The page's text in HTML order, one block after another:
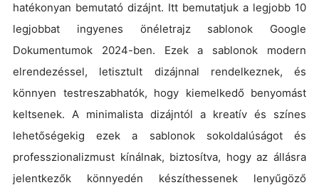
hatékonyan bemutató dizájnt. Itt bemutatjuk a legjobb 10
legjobbat ingyenes önéletrajz sablonok Google
Dokumentumok 2024-ben. Ezek a sablonok modern
elrendezéssel, letisztult dizájnnal rendelkeznek, és
könnyen testreszabhatók, hogy kiemelkedő benyomást
keltsenek. A minimalista dizájntól a kreatív és színes
lehetőségekig ezek a sablonok sokoldalúságot és
professzionalizmust kínálnak, biztosítva, hogy az állásra
jelentkezők könnyedén készíthessenek lenyűgöző